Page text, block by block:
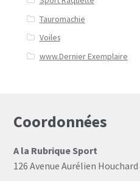
Tauromachie
Voiles
www.Dernier Exemplaire
Coordonnées
A la Rubrique Sport
126 Avenue Aurélien